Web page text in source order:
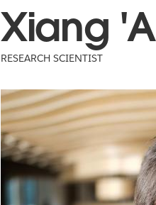
Xiang
RESEARCH SCIENTIST